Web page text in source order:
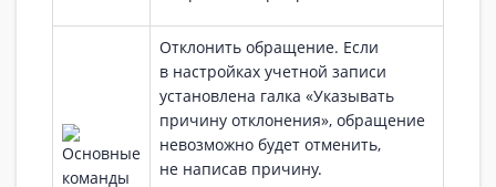
Отклонить обращение. Если
в настройках учетной записи
установлена галка «Указывать
причину отклонения», обращение
невозможно будет отменить,
не написав причину.